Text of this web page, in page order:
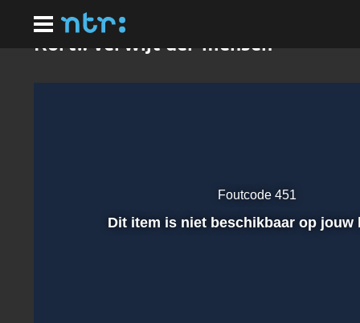
hoofdinhoud
Kort!: Verwijt der mensen
Afspelen
Foutcode 451
Dit item is niet beschikbaar op jouw